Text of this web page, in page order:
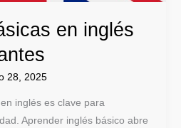
en inglés
28, 2025
inglés es clave para
Aprender inglés básico abre